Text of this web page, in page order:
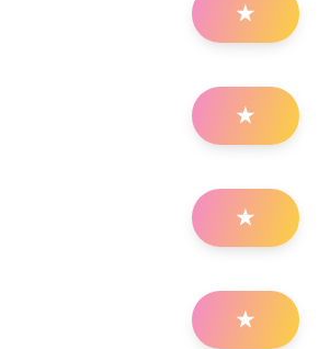
★
★
★
★